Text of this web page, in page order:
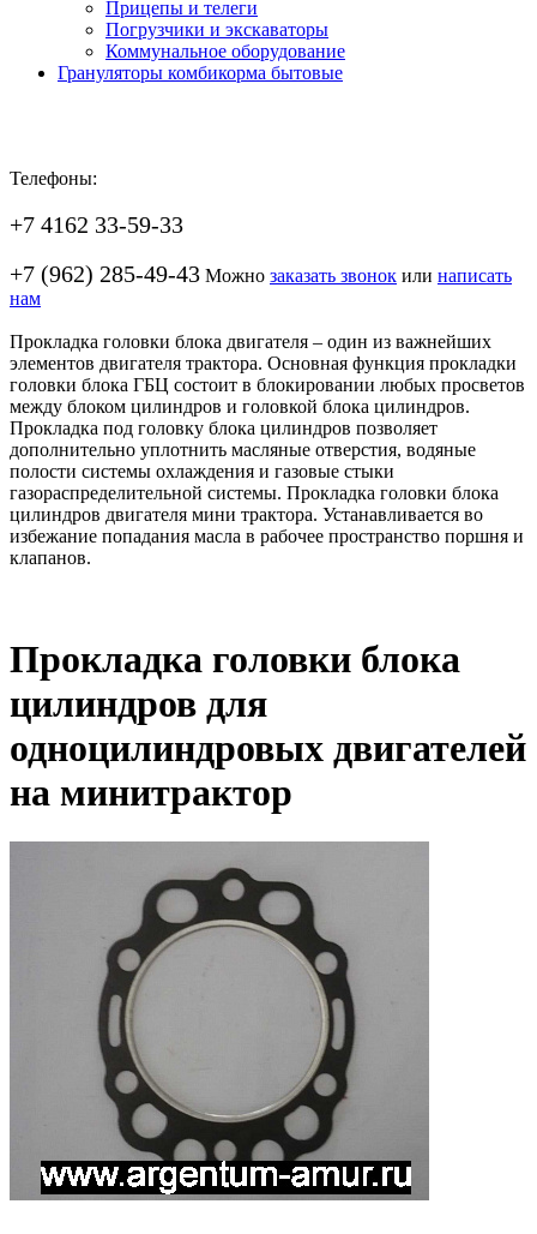
Прицепы и телеги
Погрузчики и экскаваторы
Коммунальное оборудование
Грануляторы комбикорма бытовые
Телефоны:
+7 4162 33-59-33
+7 (962) 285-49-43 Можно заказать звонок или написать
нам
Прокладка головки блока двигателя – один из важнейших
элементов двигателя трактора. Основная функция прокладки
головки блока ГБЦ состоит в блокировании любых просветов
между блоком цилиндров и головкой блока цилиндров.
Прокладка под головку блока цилиндров позволяет
дополнительно уплотнить масляные отверстия, водяные
полости системы охлаждения и газовые стыки
газораспределительной системы. Прокладка головки блока
цилиндров двигателя мини трактора. Устанавливается во
избежание попадания масла в рабочее пространство поршня и
клапанов.
Прокладка головки блока
цилиндров для
одноцилиндровых двигателей
на минитрактор